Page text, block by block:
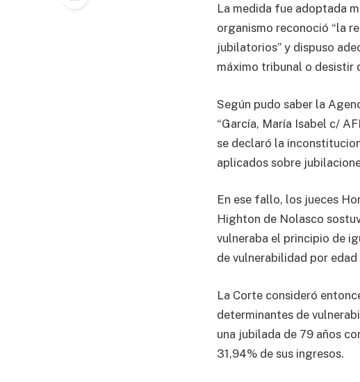
La medida fue adoptada
organismo reconoció “la
jubilatorios” y dispuso
máximo tribunal o desistir
Según pudo saber la
“García, María Isabel c/
se declaró la
aplicados sobre
En ese fallo, los jueces
Highton de Nolasco
vulneraba el principio de
de vulnerabilidad por edad
La Corte consideró
determinantes de
una jubilada de 79 años
31,94% de sus ingresos.